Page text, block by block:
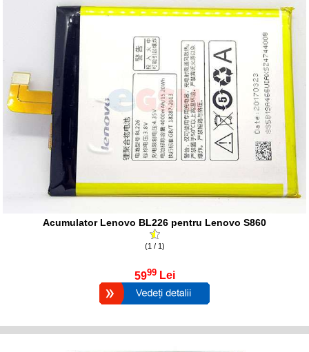
Acumulator Lenovo BL226 pentru Lenovo S860
(1 / 1)
5999 Lei